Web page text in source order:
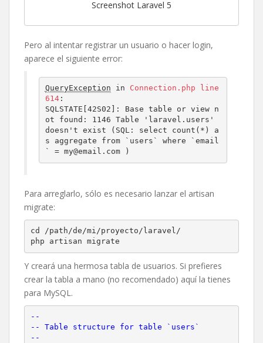
Screenshot Laravel 5
Pero al intentar registrar un usuario o hacer login,
aparece el siguiente error:
QueryException in Connection.php line
614:
SQLSTATE[42S02]: Base table or view n
ot found: 1146 Table 'laravel.users'
doesn't exist (SQL: select count(*) a
s aggregate from `users` where `email
` = my@email.com )
Para arreglarlo, sólo es necesario lanzar el artisan
migrate:
cd /path/de/mi/proyecto/laravel/
Y creará una hermosa tabla de usuarios. Si prefieres
crear la tabla a mano (no recomendado) aquí la tienes
para MySQL.
--
-- Table structure for table `users`
--